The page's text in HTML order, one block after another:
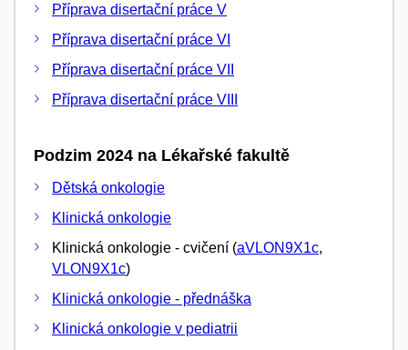
Příprava disertační práce V
Příprava disertační práce VI
Příprava disertační práce VII
Příprava disertační práce VIII
Podzim 2024 na Lékařské fakultě
Dětská onkologie
Klinická onkologie
Klinická onkologie - cvičení (aVLON9X1c,
VLON9X1c)
Klinická onkologie - přednáška
Klinická onkologie v pediatrii